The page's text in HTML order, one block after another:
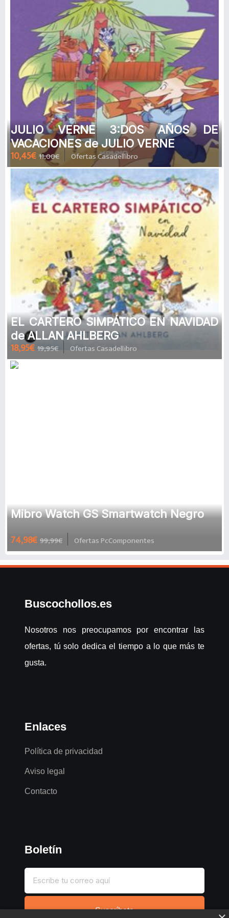
JULIO VERNE 3:DOS AÑOS DE
VACACIONES de JULIO VERNE
10,45€ 11,00€ Ofertas Casadellibro
EL CARTERO SIMPÁTICO EN NAVIDAD
de ALLAN AHLBERG
18,95€ 19,95€ Ofertas Casadellibro
Mibro Watch GS Smartwatch Negro
74,98€ 99,99€ Ofertas PcComponentes
Buscochollos.es
Nosotros nos preocupamos por encontrar las
ofertas, tú solo dedica el tiempo a lo que más te
gusta.
Enlaces
Política de privacidad
Aviso legal
Contacto
Boletín
Suscríbete